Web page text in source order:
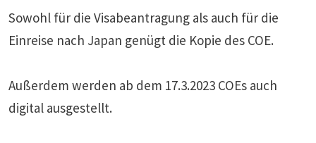
Sowohl für die Visabeantragung als auch für die
Einreise nach Japan genügt die Kopie des COE.
Außerdem werden ab dem 17.3.2023 COEs auch
digital ausgestellt.